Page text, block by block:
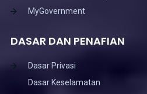
MyGovernment
DASAR DAN PENAFIAN
Dasar Privasi
Dasar Keselamatan